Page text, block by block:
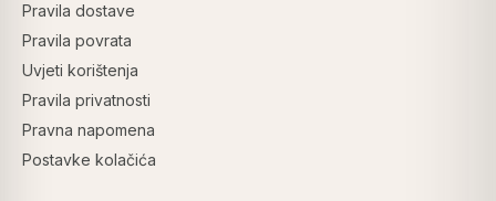
Pravila dostave
Pravila povrata
Uvjeti korištenja
Pravila privatnosti
Pravna napomena
Postavke kolačića